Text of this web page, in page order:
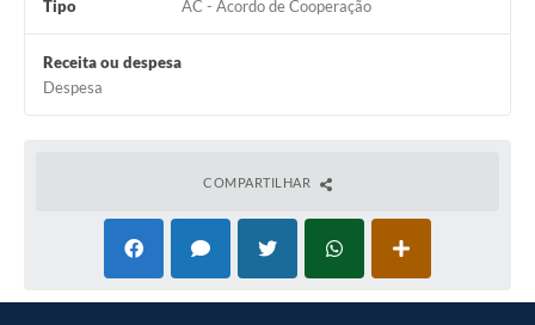
Tipo AC - Acordo de Cooperação
Receita ou despesa
Despesa
COMPARTILHAR